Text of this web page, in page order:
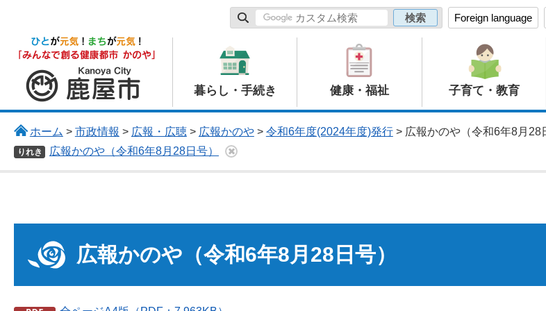
Foreign language
鹿屋市
暮らし・手続き 健康・福祉 子育て・教育
ホーム > 市政情報 > 広報・広聴> 広報かのや> 令和6年度(2024年度)発行> 広報かのや（令和6年8月28
りれき 広報かのや（令和6年8月28日号）
広報かのや（令和6年8月28日号）